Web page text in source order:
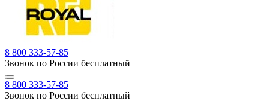
8 800 333-57-85
Звонок по России бесплатный
8 800 333-57-85
Звонок по России бесплатный